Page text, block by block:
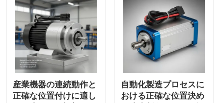
産業機器の連続動作と
正確な位置付けに適し
自動化製造プロセスに
おける正確な位置決め